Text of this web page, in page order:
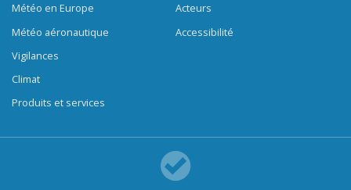
Météo en Europe
Météo aéronautique
Vigilances
Climat
Produits et services
Acteurs
Accessibilité